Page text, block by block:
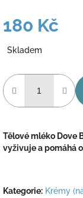
180 Kč
cena:
Skladem
Tělové mléko Dove
vyživuje a pomáhá
Kategorie: Krémy